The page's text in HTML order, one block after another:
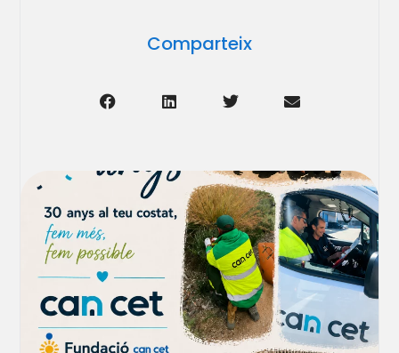
Comparteix